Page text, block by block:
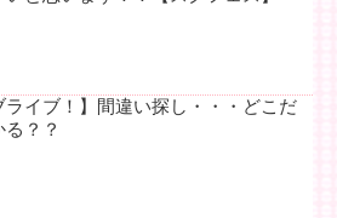
ライブ！】間違い探し・・・どこだ
？？